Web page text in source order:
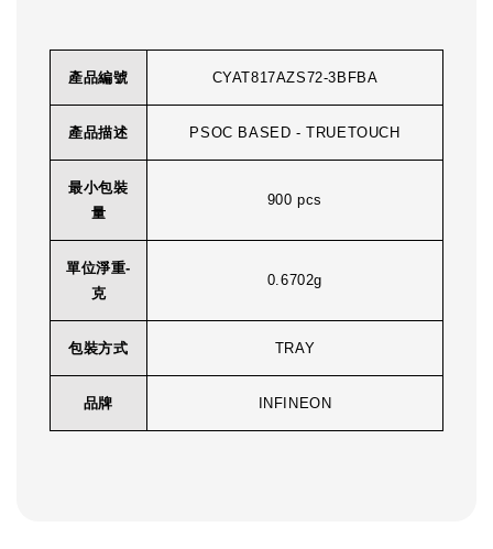
產品編號 CYAT817AZS72-3BFBA
產品描述 PSOC BASED - TRUETOUCH
最小包裝
量
900 pcs
單位淨重-
克
0.6702g
包裝方式 TRAY
品牌 INFINEON